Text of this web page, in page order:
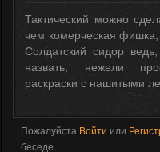
Тактический можно
чем комерческая
Солдатский сидор
назвать, нежели
раскраски с нашитыми
Пожалуйста Войти или
беседе.